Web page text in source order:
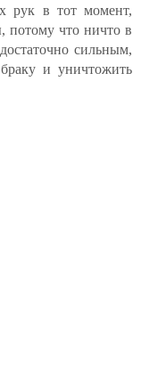
рук в тот момент,
потому что ничто в
сильным,
и уничтожить